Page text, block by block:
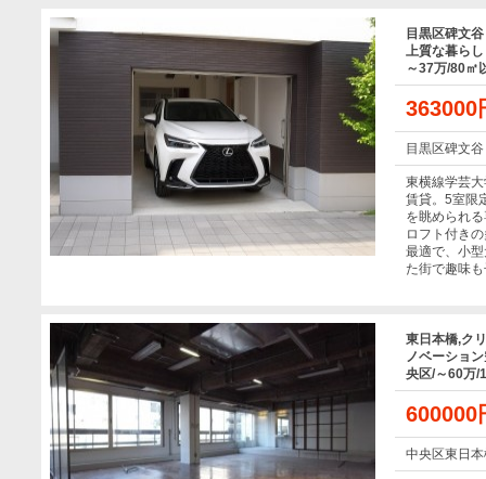
目黒区碑文
上質な暮ら
～37万/80㎡
目黒区碑文谷
東横線学芸
賃貸。5室限
を眺められ
ロフト付き
最適で、小
た街で趣味
東日本橋,ク
ノベーショ
央区/～60万/
中央区東日